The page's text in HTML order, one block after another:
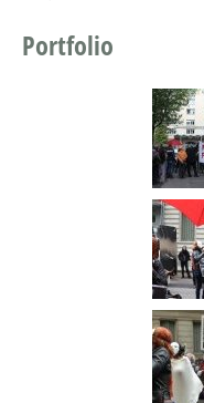
Portfolio